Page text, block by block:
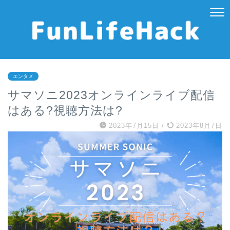
エンタメ
サマソニ2023オンラインライブ配信
はある?視聴方法は?
2023年7月15日 / 2023年8月7日